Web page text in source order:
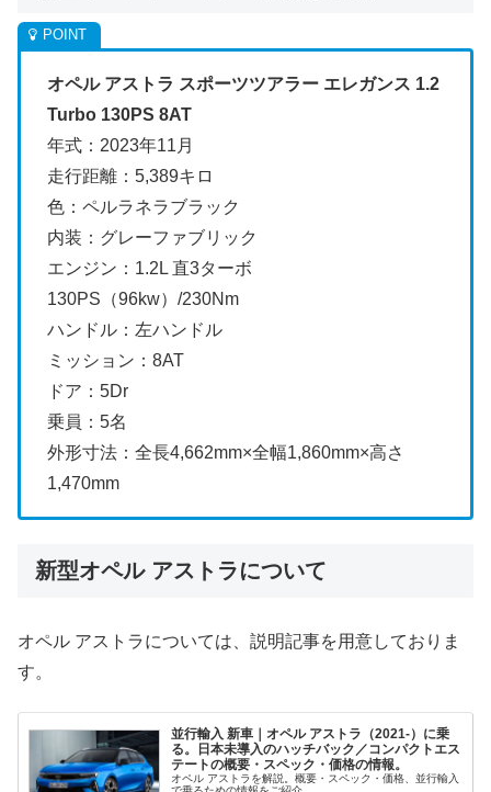
オペル アストラ スポーツツアラー エレガンス 1.2
Turbo 130PS 8AT
年式：2023年11月
走行距離：5,389キロ
色：ペルラネラブラック
内装：グレーファブリック
エンジン：1.2L 直3ターボ
130PS（96kw）/230Nm
ハンドル：左ハンドル
ミッション：8AT
ドア：5Dr
乗員：5名
外形寸法：全長4,662mm×全幅1,860mm×高さ
1,470mm
新型オペル アストラについて
オペル アストラについては、説明記事を用意しておりま
す。
並行輸入 新車｜オペル アストラ（2021-）に乗
る。日本未導入のハッチバック／コンパクトエス
テートの概要・スペック・価格の情報。
オペル アストラを解説。概要・スペック・価格、並行輸入